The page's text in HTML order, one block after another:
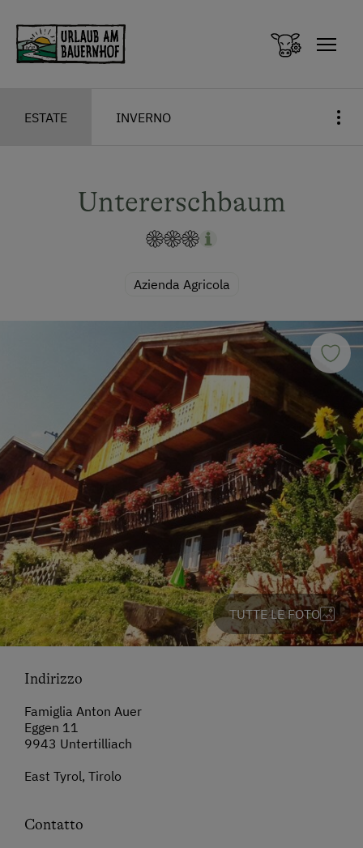
ESTATE INVERNO
Untererschbaum
Azienda Agricola
TUTTE LE FOTO
Indirizzo
Famiglia Anton Auer
Eggen 11
9943 Untertilliach
East Tyrol, Tirolo
Contatto